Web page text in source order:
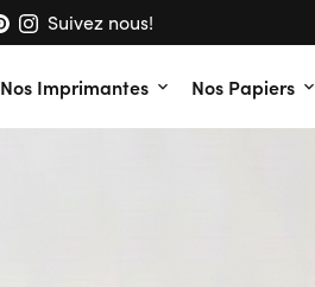
Suivez nous!
Nos Imprimantes keyboard_arrow_down Nos Papiers keyboard_arrow_down